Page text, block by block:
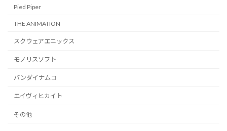
Pied Piper
THE ANIMATION
スクウェアエニックス
モノリスソフト
バンダイナムコ
エイヴィヒカイト
その他